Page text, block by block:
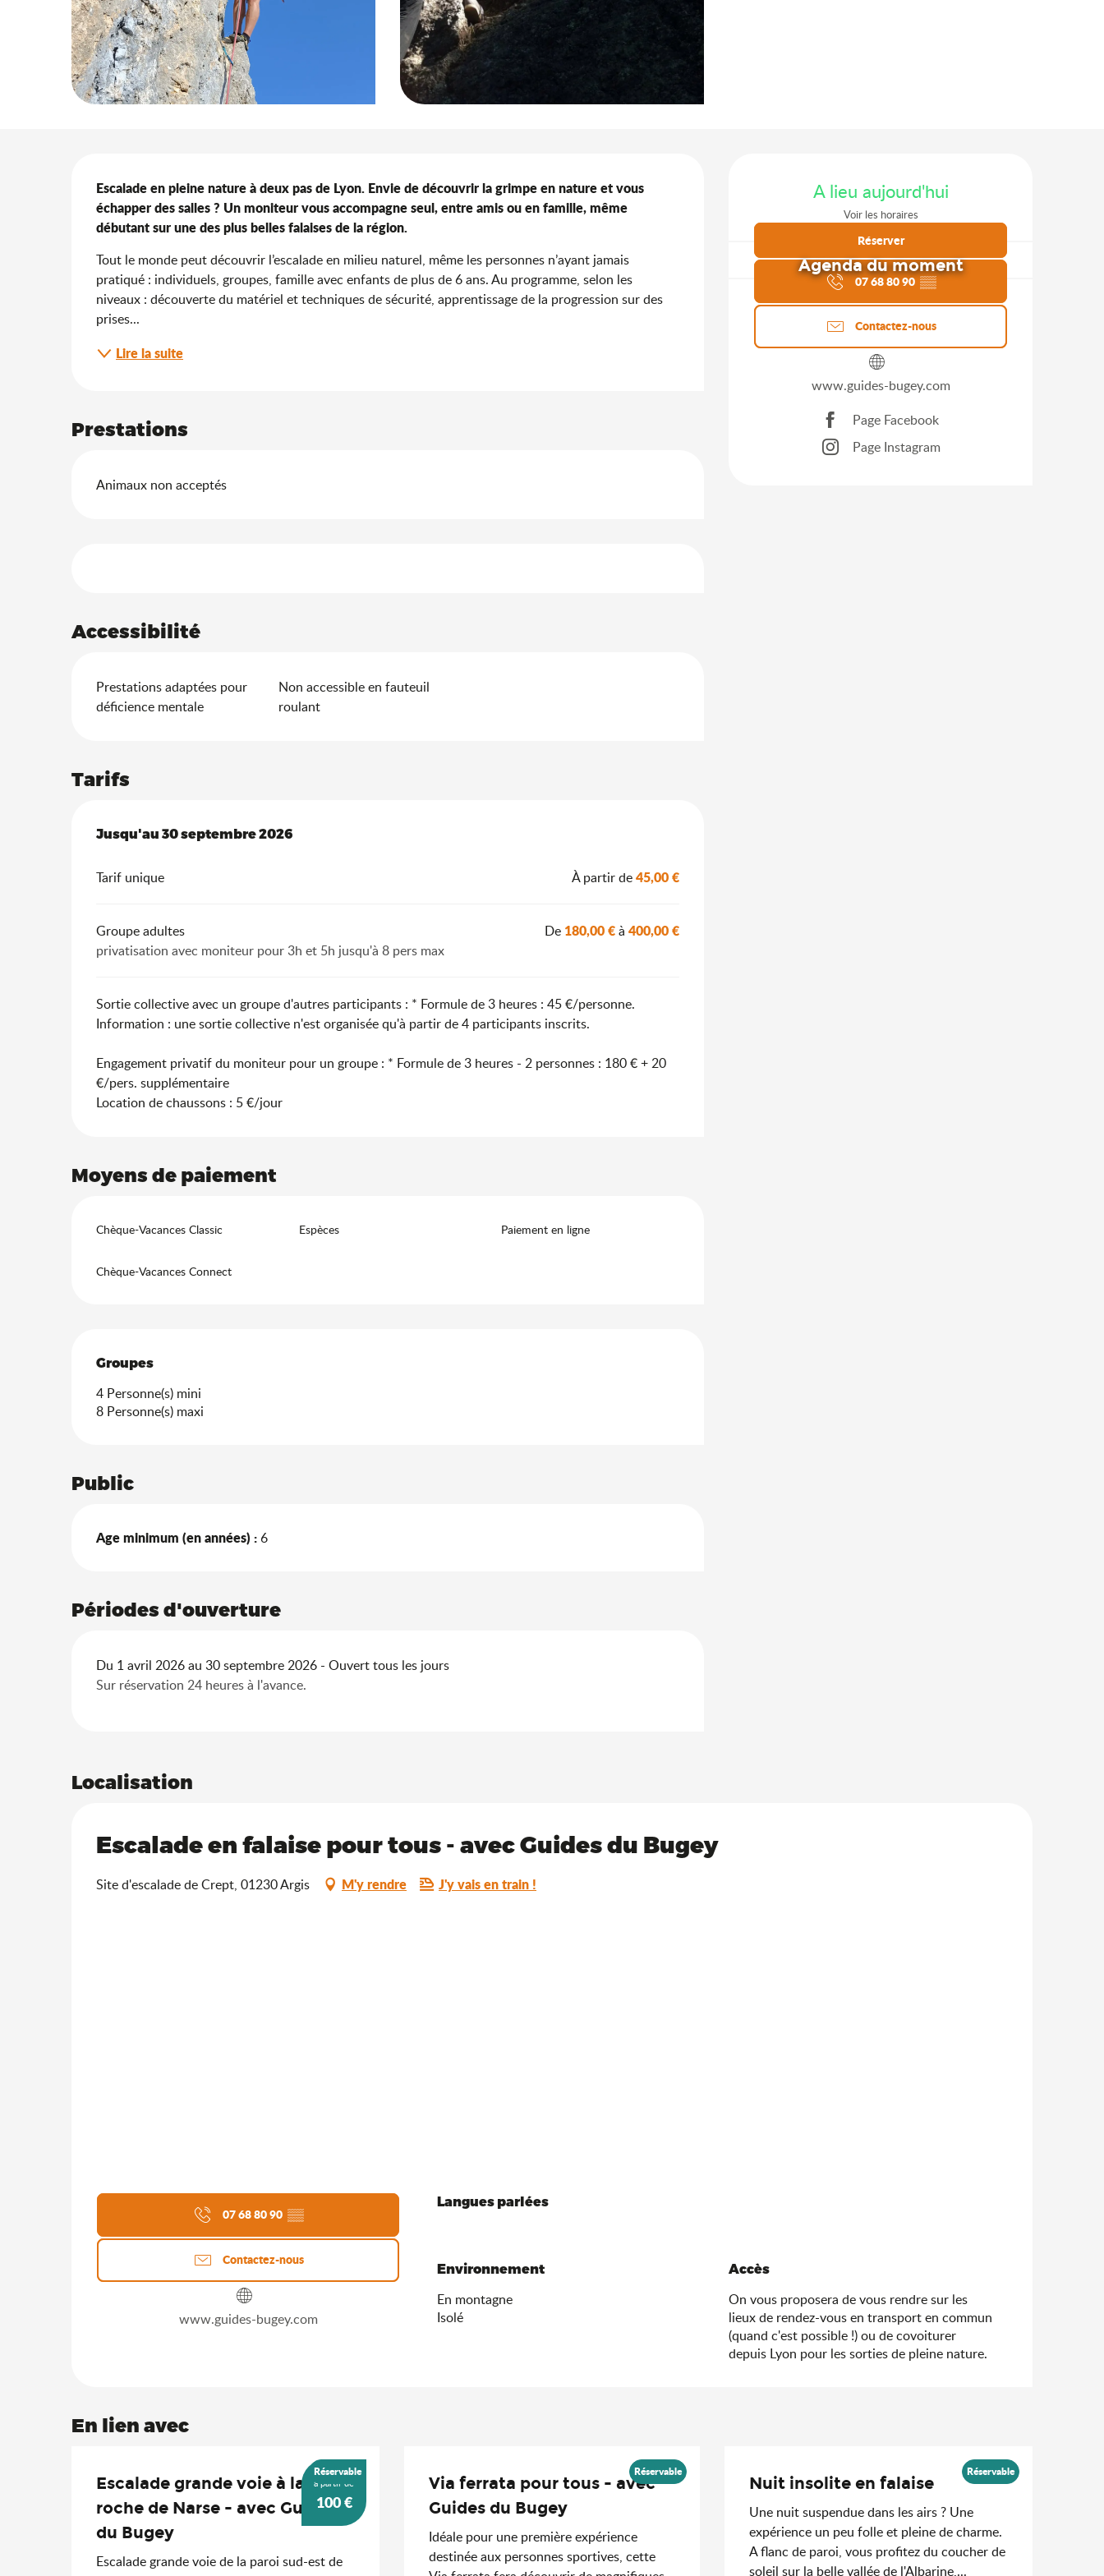
A lieu aujourd'hui
Voir les horaires
Réserver
Agenda du moment
07 68 80 90▒▒
Contactez-nous
www.guides-bugey.com
Page Facebook
Page Instagram
Escalade en pleine nature à deux pas de Lyon. Envie de découvrir la grimpe en nature et vous
échapper des salles ? Un moniteur vous accompagne seul, entre amis ou en famille, même
débutant sur une des plus belles falaises de la région.
Tout le monde peut découvrir l’escalade en milieu naturel, même les personnes n’ayant jamais
pratiqué : individuels, groupes, famille avec enfants de plus de 6 ans. Au programme, selon les
niveaux : découverte du matériel et techniques de sécurité, apprentissage de la progression sur des
prises...
Lire la suite
Prestations
Animaux non acceptés
Accessibilité
Prestations adaptées pour
déficience mentale
Non accessible en fauteuil
roulant
Tarifs
Du1 avril 2026au30 septembre 2026
Jusqu'au 30 septembre 2026
Tarif unique À partir de45,00 €
Groupe adultes
privatisation avec moniteur pour 3h et 5h jusqu'à 8 pers max
De 180,00 €à400,00 €
Sortie collective avec un groupe d'autres participants : * Formule de 3 heures : 45 €/personne.
Information : une sortie collective n'est organisée qu'à partir de 4 participants inscrits.
Engagement privatif du moniteur pour un groupe : * Formule de 3 heures - 2 personnes : 180 € + 20
€/pers. supplémentaire
Location de chaussons : 5 €/jour
Moyens de paiement
Chèque-Vacances Classic Espèces Paiement en ligne
Chèque-Vacances Connect
Groupes
Groupes
4 Personne(s) mini
8 Personne(s) maxi
Public
Age minimum (en années) : 6
Périodes d'ouverture
Du 1 avril 2026 au 30 septembre 2026 - Ouvert tous les jours
Sur réservation 24 heures à l'avance.
Localisation
Escalade en falaise pour tous - avec Guides du Bugey
Site d'escalade de Crept, 01230 Argis M'y rendre J'y vais en train !
07 68 80 90 ▒▒
Contactez-nous
www.guides-bugey.com
Langues parlées
Langues parlées
Environnement
Environnement
En montagne
Isolé
Accès
Accès
On vous proposera de vous rendre sur les
lieux de rendez-vous en transport en commun
(quand c'est possible !) ou de covoiturer
depuis Lyon pour les sorties de pleine nature.
En lien avec
à partir de
100€
Escalade grande voie à la
roche de Narse - avec Guides
du Bugey
Escalade grande voie de la paroi sud-est de
Réservable
Via ferrata pour tous - avec
Guides du Bugey
Idéale pour une première expérience
destinée aux personnes sportives, cette
Réservable
Nuit insolite en falaise
Une nuit suspendue dans les airs ? Une
expérience un peu folle et pleine de charme.
A flanc de paroi, vous profitez du coucher de
soleil sur la belle vallée de l'Albarine,...
Réservable